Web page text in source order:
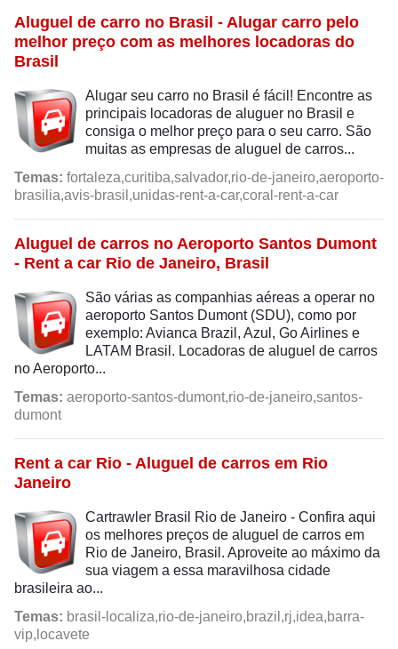
Aluguel de carro no Brasil - Alugar carro pelo
melhor preço com as melhores locadoras do
Brasil
Alugar seu carro no Brasil é fácil! Encontre as
principais locadoras de aluguer no Brasil e
consiga o melhor preço para o seu carro. São
muitas as empresas de aluguel de carros...
Temas: fortaleza,curitiba,salvador,rio-de-janeiro,aeroporto-
brasilia,avis-brasil,unidas-rent-a-car,coral-rent-a-car
Aluguel de carros no Aeroporto Santos Dumont
- Rent a car Rio de Janeiro, Brasil
São várias as companhias aéreas a operar no
aeroporto Santos Dumont (SDU), como por
exemplo: Avianca Brazil, Azul, Go Airlines e
LATAM Brasil. Locadoras de aluguel de carros
no Aeroporto...
Temas: aeroporto-santos-dumont,rio-de-janeiro,santos-
dumont
Rent a car Rio - Aluguel de carros em Rio
Janeiro
Cartrawler Brasil Rio de Janeiro - Confira aqui
os melhores preços de aluguel de carros em
Rio de Janeiro, Brasil. Aproveite ao máximo da
sua viagem a essa maravilhosa cidade
brasileira ao...
Temas: brasil-localiza,rio-de-janeiro,brazil,rj,idea,barra-
vip,locavete